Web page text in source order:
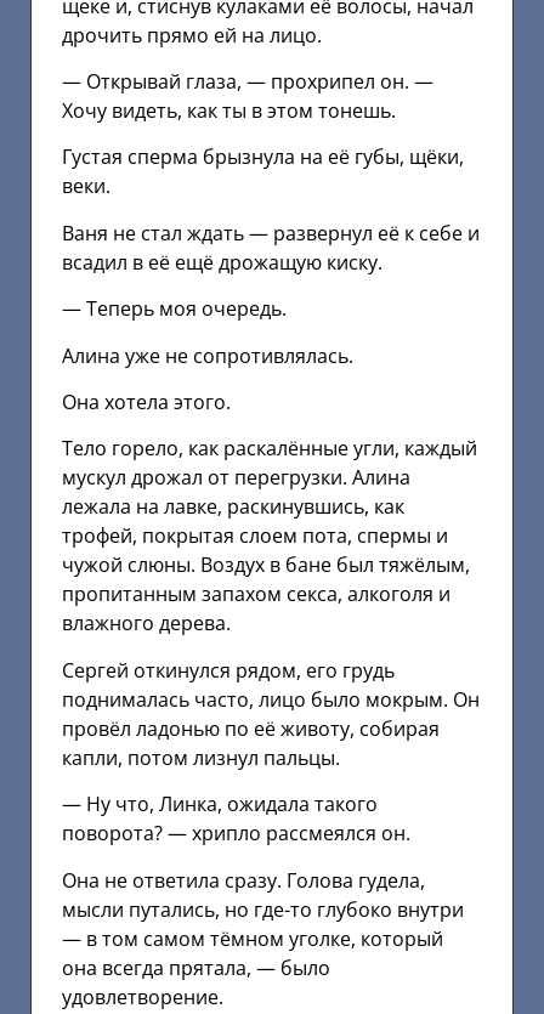
щеке и, стиснув кулаками её волосы, начал
дрочить прямо ей на лицо.
— Открывай глаза, — прохрипел он. —
Хочу видеть, как ты в этом тонешь.
Густая сперма брызнула на её губы, щёки,
веки.
Ваня не стал ждать — развернул её к себе и
всадил в её ещё дрожащую киску.
— Теперь моя очередь.
Алина уже не сопротивлялась.
Она хотела этого.
Тело горело, как раскалённые угли, каждый
мускул дрожал от перегрузки. Алина
лежала на лавке, раскинувшись, как
трофей, покрытая слоем пота, спермы и
чужой слюны. Воздух в бане был тяжёлым,
пропитанным запахом секса, алкоголя и
влажного дерева.
Сергей откинулся рядом, его грудь
поднималась часто, лицо было мокрым. Он
провёл ладонью по её животу, собирая
капли, потом лизнул пальцы.
— Ну что, Линка, ожидала такого
поворота? — хрипло рассмеялся он.
Она не ответила сразу. Голова гудела,
мысли путались, но где-то глубоко внутри
— в том самом тёмном уголке, который
она всегда прятала, — было
удовлетворение.